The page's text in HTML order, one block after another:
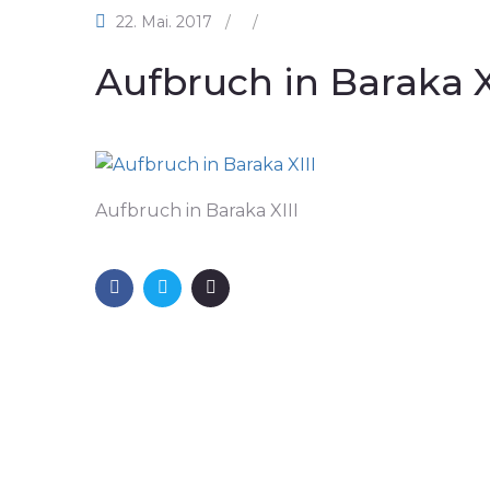
22. Mai. 2017 / /
Aufbruch in Baraka
Aufbruch in Baraka XIII